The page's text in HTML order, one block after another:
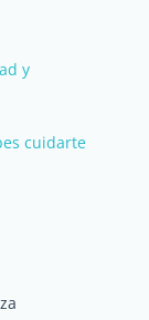
y
cuidarte